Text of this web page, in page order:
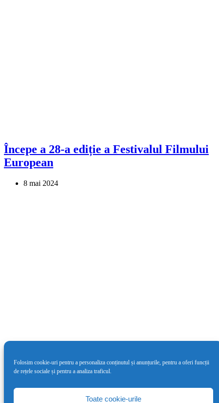
Începe a 28-a ediție a Festivalul Filmului
European
8 mai 2024
Cea de-a doua ediție LYNX Festival va
avea loc între 4 – 9 iunie
Folosim cookie-uri pentru a personaliza conținutul și anunțurile, pentru a oferi funcții
de rețele sociale și pentru a analiza traficul.
Toate cookie-urile